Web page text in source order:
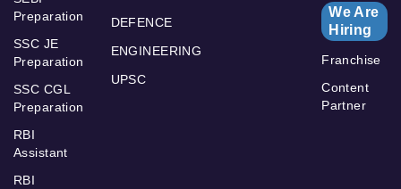
Preparation
SSC JE
Preparation
SSC CGL
Preparation
RBI
Assistant
RBI
DEFENCE
ENGINEERING
UPSC
We Are
Hiring
Franchise
Content
Partner